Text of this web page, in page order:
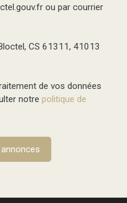
ou par courrier
CS 61311, 41013
de vos données
notre politique de